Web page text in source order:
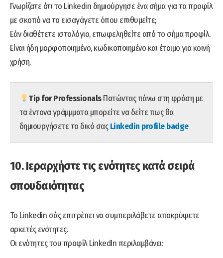
Γνωρίζατε ότι το Linkedin δημιούργησε ένα σήμα για τα προφίλ
με σκοπό να το εισαγάγετε όπου επιθυμείτε;
Εάν διαθέτετε ιστολόγιο, επωφεληθείτε από το σήμα προφίλ.
Είναι ήδη μορφοποιημένο, κωδικοποιημένο και έτοιμο για κοινή
χρήση.
Tip for ProfessionalsΠατώντας πάνω στη φράση με
τα έντονα γράμμματα μπορείτε να δείτε πως θα
δημιουργήσετε το δικό σαςLinkedin profile badge
10. Ιεραρχήστε τις ενότητες κατά σειρά
σπουδαιότητας
Το Linkedin σάς επιτρέπει να συμπεριλάβετε αποκρύψετε
αρκετές ενότητες.
Οι ενότητες του προφίλ LinkedIn περιλαμβάνει: